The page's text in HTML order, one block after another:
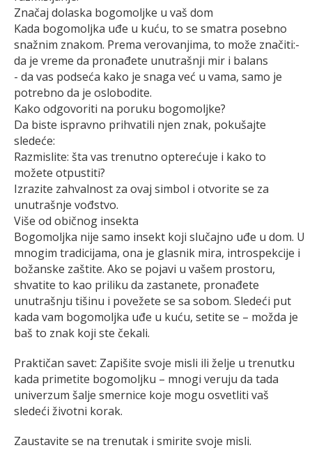
Značaj dolaska bogomoljke u vaš dom
Kada bogomoljka uđe u kuću, to se smatra posebno
snažnim znakom. Prema verovanjima, to može značiti:-
da je vreme da pronađete unutrašnji mir i balans
- da vas podseća kako je snaga već u vama, samo je
potrebno da je oslobodite.
Kako odgovoriti na poruku bogomoljke?
Da biste ispravno prihvatili njen znak, pokušajte
sledeće:
Razmislite: šta vas trenutno opterećuje i kako to
možete otpustiti?
Izrazite zahvalnost za ovaj simbol i otvorite se za
unutrašnje vođstvo.
Više od običnog insekta
Bogomoljka nije samo insekt koji slučajno uđe u dom. U
mnogim tradicijama, ona je glasnik mira, introspekcije i
božanske zaštite. Ako se pojavi u vašem prostoru,
shvatite to kao priliku da zastanete, pronađete
unutrašnju tišinu i povežete se sa sobom. Sledeći put
kada vam bogomoljka uđe u kuću, setite se – možda je
baš to znak koji ste čekali.
Praktičan savet: Zapišite svoje misli ili želje u trenutku
kada primetite bogomoljku – mnogi veruju da tada
univerzum šalje smernice koje mogu osvetliti vaš
sledeći životni korak.
Zaustavite se na trenutak i smirite svoje misli.